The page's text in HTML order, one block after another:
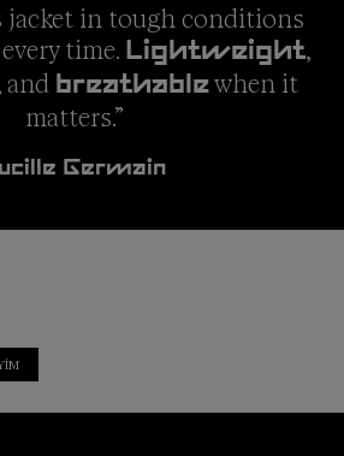
jacket in tough conditions
time. Lightweight,
and breathablewhen it
matters.”
Germain